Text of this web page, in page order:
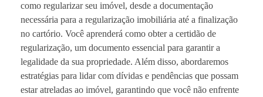
como regularizar seu imóvel, desde a documentação
necessária para a regularização imobiliária até a finalização
no cartório. Você aprenderá como obter a certidão de
regularização, um documento essencial para garantir a
legalidade da sua propriedade. Além disso, abordaremos
estratégias para lidar com dívidas e pendências que possam
estar atreladas ao imóvel, garantindo que você não enfrente